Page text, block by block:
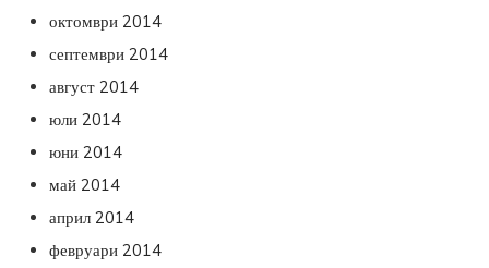
октомври 2014
септември 2014
август 2014
юли 2014
юни 2014
май 2014
април 2014
февруари 2014